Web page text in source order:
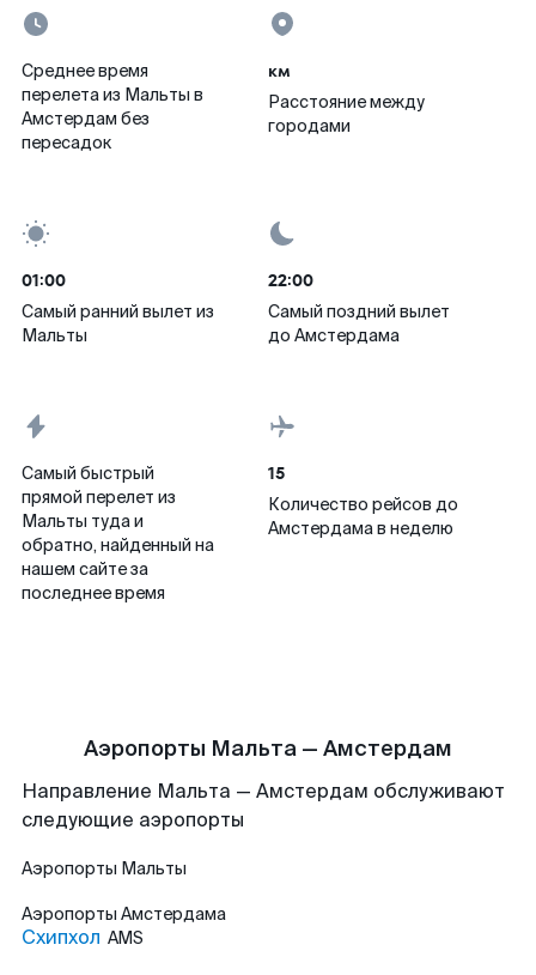
Среднее время
перелета из Мальты в
Амстердам без
пересадок
км
Расстояние между
городами
01:00
Самый ранний вылет из
Мальты
22:00
Самый поздний вылет
до Амстердама
Самый быстрый
прямой перелет из
Мальты туда и
обратно, найденный на
нашем сайте за
последнее время
15
Количество рейсов до
Амстердама в неделю
Аэропорты Мальта — Амстердам
Направление Мальта — Амстердам обслуживают
следующие аэропорты
Аэропорты Мальты
Аэропорты Амстердама
Схипхол AMS